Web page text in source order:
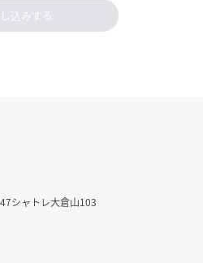
込みする
シャトレ大倉山103